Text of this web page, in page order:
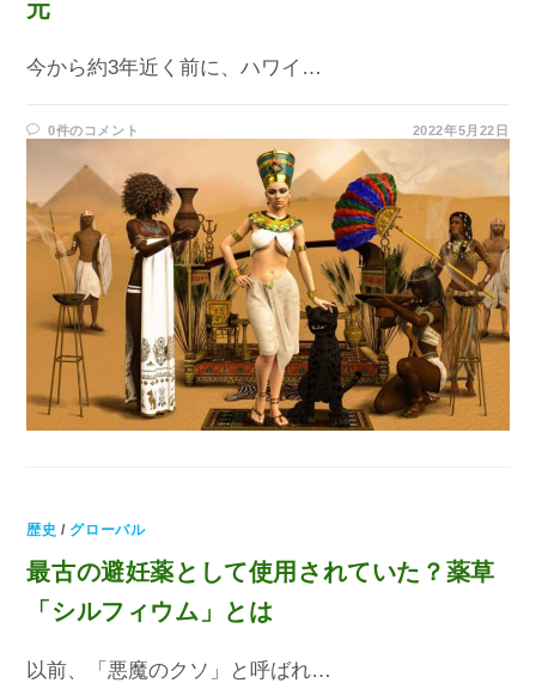
元
今から約3年近く前に、ハワイ…
0件のコメント 2022年5月22日
歴史 / グローバル
最古の避妊薬として使用されていた？薬草
「シルフィウム」とは
以前、「悪魔のクソ」と呼ばれ…